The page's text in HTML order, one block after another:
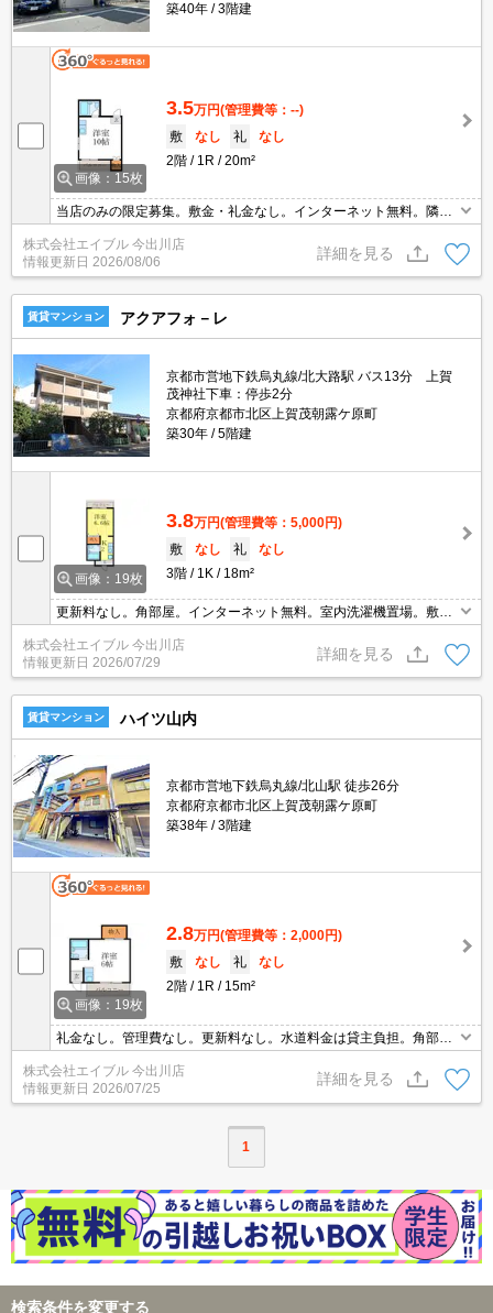
築40年
3階建
画像：15枚
3.5万円(管理費等：--)
敷
なし 礼
なし
2階
1R 20m²
当店のみの限定募集。敷金・礼金なし。インターネット無料。隣に
ベランダに洗濯機置場あり。初期費用・家賃カード払い可。
株式会社エイブル 今出川店
情報更新日 2026/08/06
詳細を見る
賃貸マンション アクアフォ－レ
京都市営地下鉄烏丸線/北大路駅 バス13分 上賀
茂神社下車：停歩2分
京都府京都市北区上賀茂朝露ケ原町
築30年
5階建
画像：19枚
3.8万円(管理費等：5,000円)
敷
なし 礼
なし
3階
1K 18m²
更新料なし。角部屋。インターネット無料。室内洗濯機置場。敷
株式会社エイブル 今出川店
情報更新日 2026/07/29
詳細を見る
賃貸マンション ハイツ山内
京都市営地下鉄烏丸線/北山駅 徒歩26分
京都府京都市北区上賀茂朝露ケ原町
築38年
3階建
画像：19枚
2.8万円(管理費等：2,000円)
敷
なし 礼
なし
2階
1R 15m²
礼金なし。管理費なし。更新料なし。水道料金は貸主負担。角部
屋。ベランダに洗濯機置場あり。京都産業大学へ1,500m。
株式会社エイブル 今出川店
情報更新日 2026/07/25
詳細を見る
1
検索条件を変更する